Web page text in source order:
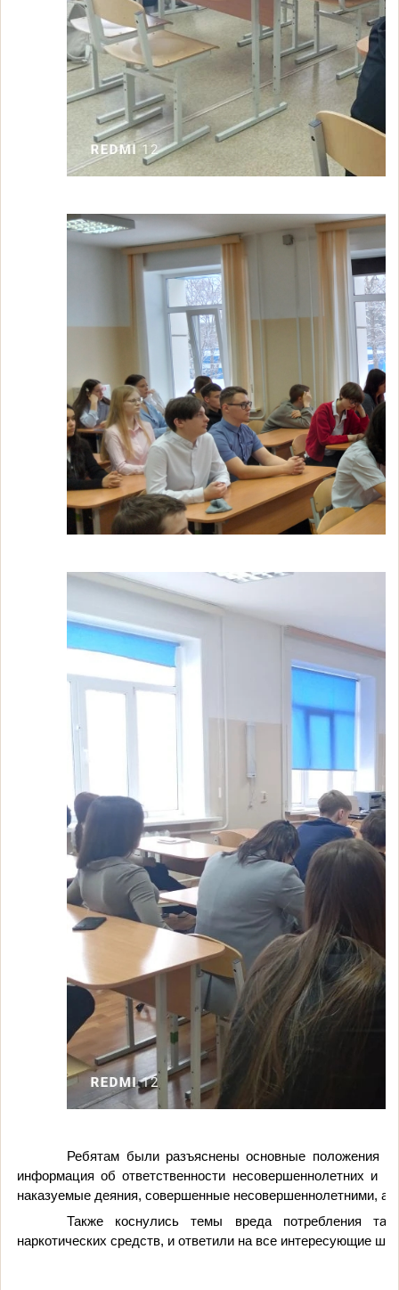
Ребятам были разъяснены основные положения
информация об ответственности несовершеннолетних и
наказуемые деяния, совершенные несовершеннолетними, а
Также коснулись темы вреда потребления
наркотических средств, и ответили на все интересующие